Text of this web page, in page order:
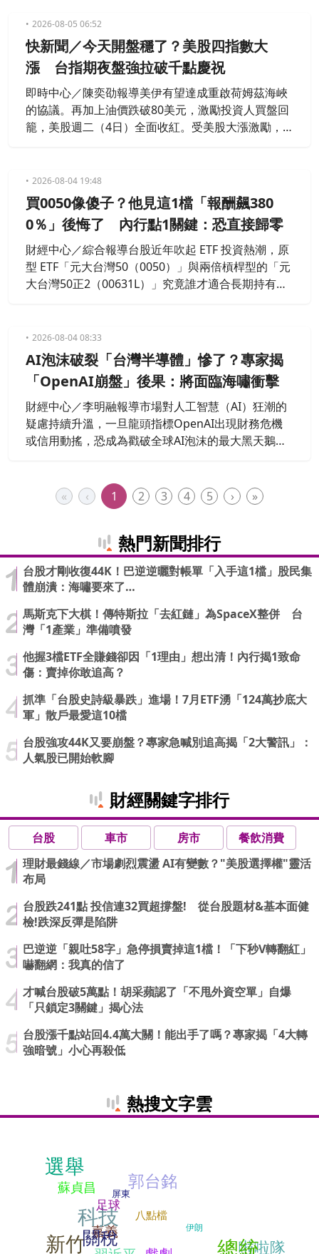
遽狂飆124萬0862人，將總持有人規模推升至1854萬
人的新高峰；若算至今年，全台94檔台股ETF的投資
人口已狂炸增長637萬人。
2026-08-05 06:52
快新聞／今天開盤穩了？美股四指數大
漲 台指期夜盤強拉破千點慶祝
即時中心／陳奕劭報導美伊有望達成重啟荷姆茲海峽
的協議。再加上油價跌破80美元，激勵投資人買盤回
籠，美股週二（4日）全面收紅。受美股大漲激勵，
2026-08-04 19:48
買0050像傻子？他見這1檔「報酬飆380
0％」後悔了 內行點1關鍵：恐直接歸零
財經中心／綜合報導台股近年吹起 ETF 投資熱潮，原
型 ETF「元大台灣50（0050）」與兩倍槓桿型的「元
大台灣50正2（00631L）」究竟誰才適合長期持有，
立以來的績效後大感震撼，直喊「後悔買0050了，像
個傻子一樣」，貼文曝光後迅速引發正反兩派熱烈討
論。
2026-08-04 08:33
AI泡沫破裂「台灣半導體」慘了？專家揭
「OpenAI崩盤」後果：將面臨海嘯衝擊
財經中心／李明融報導市場對人工智慧（AI）狂潮的
疑慮持續升溫，一旦龍頭指標OpenAI出現財務危機
或信用動搖，恐成為戳破全球AI泡沫的最大黑天鵝！
程。一旦美方下修AI成長預期，從晶片、記憶體、光
通訊到設備訂單都將面臨劇烈震盪，這股海嘯不僅將
« ‹ 1 2 3 4 5 › »
熱門新聞排行
台股才剛收復44K！巴逆逆曬對帳單「入手這1檔」股民集
體崩潰：海嘯要來了…
馬斯克下大棋！傳特斯拉「去紅鏈」為SpaceX整併 台
灣「1產業」準備噴發
他握3檔ETF全賺錢卻因「1理由」想出清！內行揭1致命
傷：賣掉你敢追高？
抓準「台股史詩級暴跌」進場！7月ETF湧「124萬抄底大
軍」散戶最愛這10檔
台股強攻44K又要崩盤？專家急喊別追高揭「2大警訊」：
人氣股已開始軟腳
財經關鍵字排行
台股 車市 房市
餐飲消費
理財最錢線／市場劇烈震盪 AI有變數？"美股選擇權"靈活
布局
台股跌241點 投信連32買超撐盤! 從台股題材&基本面健
檢!跌深反彈是陷阱
巴逆逆「親吐58字」急停損賣掉這1檔！「下秒V轉翻紅」
嚇翻網：我真的信了
才喊台股破5萬點！胡采蘋認了「不甩外資空單」自爆
「只鎖定3關鍵」揭心法
台股漲千點站回4.4萬大關！能出手了嗎？專家揭「4大轉
強暗號」小心再殺低
熱搜文字雲
郭台銘
啦啦隊
屏東
總統
蘇貞昌
新竹
選舉
嘉義
科技
足球
八點檔
伊朗
關稅